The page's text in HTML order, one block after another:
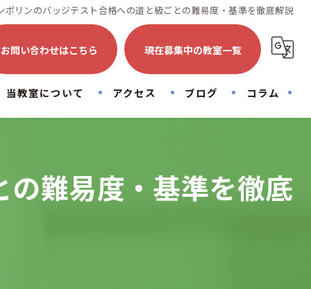
ポリンのバッジテスト合格への道と級ごとの難易度・基準を徹底解説
お問い合わせはこちら 現在募集中の教室一覧
当教室について アクセス ブログ コラム
難易度・基準を徹底